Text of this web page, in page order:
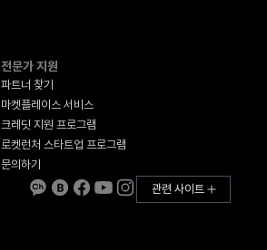
전문가 지원
파트너 찾기
마켓플레이스 서비스
크레딧 지원 프로그램
로켓런처 스타트업 프로그램
문의하기
관련 사이트